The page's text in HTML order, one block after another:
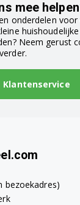
mee
onderdelen
Neem gerust
Klantenservice
bezoekadres)